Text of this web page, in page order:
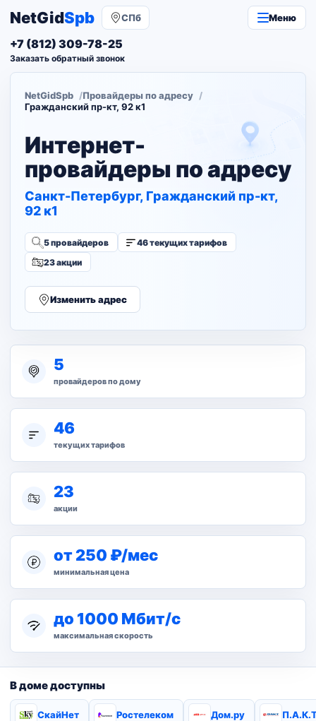
NetGidSpb СПб Меню
+7 (812) 309-78-25
Заказать обратный звонок
NetGidSpb
Провайдеры по адресу
Гражданский пр-кт, 92 к1
Интернет-
провайдеры по адресу
Санкт-Петербург, Гражданский пр-кт,
92 к1
5 провайдеров
46 текущих тарифов
23 акции
Изменить адрес
5
провайдеров по дому
46
текущих тарифов
23
акции
от 250 ₽/мес
минимальная цена
до 1000 Мбит/с
максимальная скорость
В доме доступны
СкайНет Ростелеком Дом.ру